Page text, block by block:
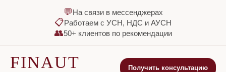
💬На связи в мессенджерах
📋Работаем с УСН, НДС и АУСН
👥50+ клиентов по рекомендации
FINAUT Получить консультацию